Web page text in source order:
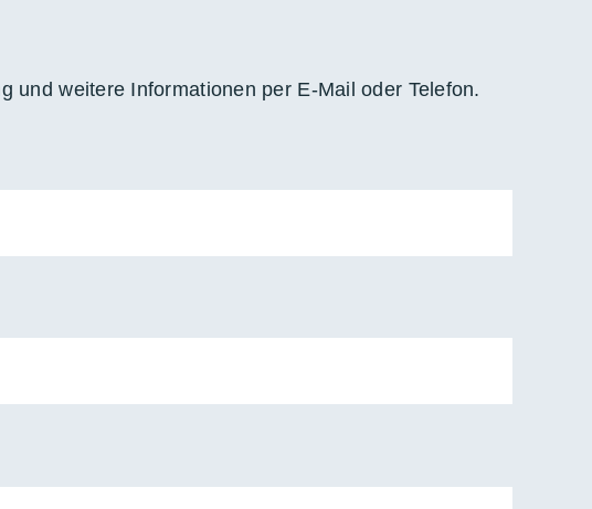
und weitere Informationen per E-Mail oder Telefon.